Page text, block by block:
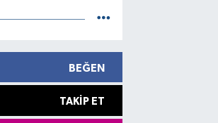
BEĞEN
TAKIP ET